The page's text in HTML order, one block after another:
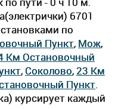
6701
по
Пункт, Мож,
Км Остановочный
, Соколово,23 Км
Пункт
курсирует каждый